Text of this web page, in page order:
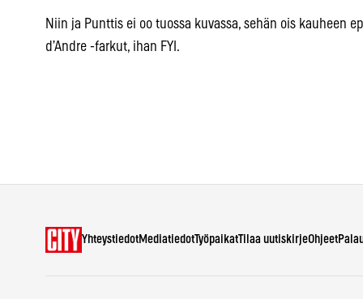
Niin ja Punttis ei oo tuossa kuvassa, sehän ois kauheen
d’Andre -farkut, ihan FYI.
YhteystiedotMediatiedotTyöpaikatTilaa uutiskirjeOhjeet